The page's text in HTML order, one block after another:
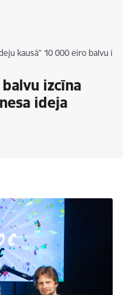
kausā” 10 000 eiro balvu
izcīna
ideja